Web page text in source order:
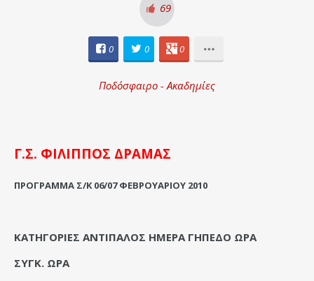
69
0 0 0
Ποδόσφαιρο - Ακαδημίες
Γ.Σ. ΦΙΛΙΠΠΟΣ ΔΡΑΜΑΣ
ΠΡΟΓΡΑΜΜΑ Σ/Κ06/07 ΦΕΒΡΟΥΑΡΙΟΥ 2010
ΚΑΤΗΓΟΡΙΕΣ ΑΝΤΙΠΑΛΟΣ ΗΜΕΡΑ ΓΗΠΕΔΟ ΩΡΑ
ΣΥΓΚ. ΩΡΑ